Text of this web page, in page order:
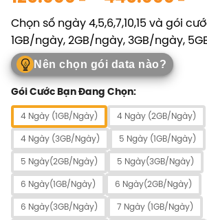
giá:
từ
Chọn số ngày 4,5,6,7,10,15 và gói
1GB/ngày, 2GB/ngày, 3GB/ngày,
Nên chọn gói data nào?
Gói Cước Bạn Đang Chọn:
4 Ngày (1GB/Ngày) 4 Ngày (2GB/Ngày)
4 Ngày (3GB/Ngày) 5 Ngày (1GB/Ngày)
5 Ngày(2GB/Ngày) 5 Ngày(3GB/Ngày)
6 Ngày(1GB/Ngày) 6 Ngày(2GB/Ngày)
6 Ngày(3GB/Ngày) 7 Ngày (1GB/Ngày)